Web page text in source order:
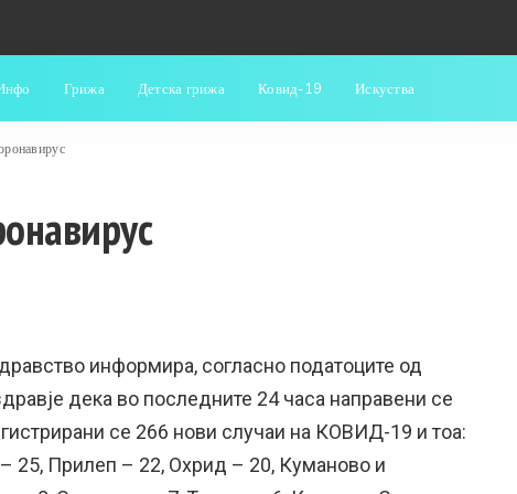
Грижа Детска грижа Ковид-19 Искуства
информира, согласно податоците од
дека во последните 24 часа направени се
се 266 нови случаи на КОВИД-19 и тоа:
25, Прилеп – 22, Охрид – 20, Куманово и